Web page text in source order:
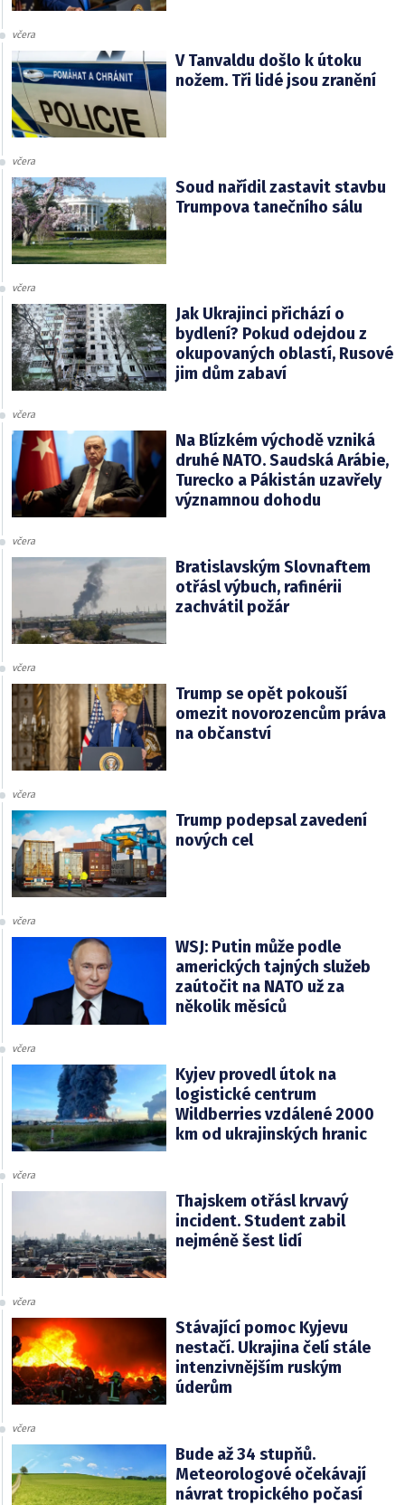
včera
V Tanvaldu došlo k útoku
nožem. Tři lidé jsou zranění
včera
Soud nařídil zastavit stavbu
Trumpova tanečního sálu
včera
Jak Ukrajinci přichází o
bydlení? Pokud odejdou z
okupovaných oblastí, Rusové
jim dům zabaví
včera
Na Blízkém východě vzniká
druhé NATO. Saudská Arábie,
Turecko a Pákistán uzavřely
významnou dohodu
včera
Bratislavským Slovnaftem
otřásl výbuch, rafinérii
zachvátil požár
včera
Trump se opět pokouší
omezit novorozencům práva
na občanství
včera
Trump podepsal zavedení
nových cel
včera
WSJ: Putin může podle
amerických tajných služeb
zaútočit na NATO už za
několik měsíců
včera
Kyjev provedl útok na
logistické centrum
Wildberries vzdálené 2000
km od ukrajinských hranic
včera
Thajskem otřásl krvavý
incident. Student zabil
nejméně šest lidí
včera
Stávající pomoc Kyjevu
nestačí. Ukrajina čelí stále
intenzivnějším ruským
úderům
včera
Bude až 34 stupňů.
Meteorologové očekávají
návrat tropického počasí